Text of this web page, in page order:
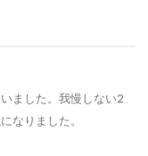
ました。我慢しない2
なりました。